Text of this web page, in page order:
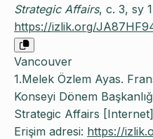
Strategic Affairs, c. 3, sy
https://izlik.org/
Vancouver
1.Melek Özlem Ayas.
Konseyi Dönem
Strategic Affairs
Erişim adresi: https://